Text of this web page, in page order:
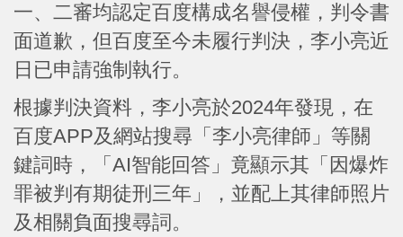
一、二審均認定百度構成名譽侵權，判令書
面道歉，但百度至今未履行判決，李小亮近
日已申請強制執行。
根據判決資料，李小亮於2024年發現，在
百度APP及網站搜尋「李小亮律師」等關
鍵詞時，「AI智能回答」竟顯示其「因爆炸
罪被判有期徒刑三年」，並配上其律師照片
及相關負面搜尋詞。